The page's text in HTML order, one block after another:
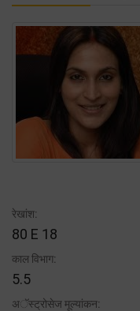
रेखांश:
80 E 18
काल विभाग:
5.5
अॅस्ट्रोसेज मूल्यांकन: